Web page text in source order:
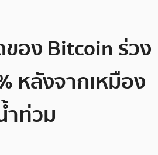
อง Bitcoin ร่วง
หลังจากเหมือง
ำท่วม